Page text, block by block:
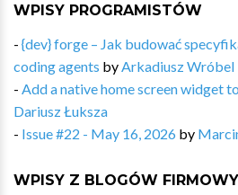
WPISY PROGRAMISTÓW
- {dev} forge – Jak budować
coding agents by Arkadiusz Wróbel
- Add a native home screen widget
Dariusz Łuksza
- Issue #22 - May 16, 2026 by
WPISY Z BLOGÓW